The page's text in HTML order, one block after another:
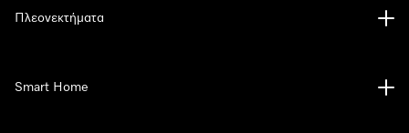
Πλεονεκτήματα
Smart Home